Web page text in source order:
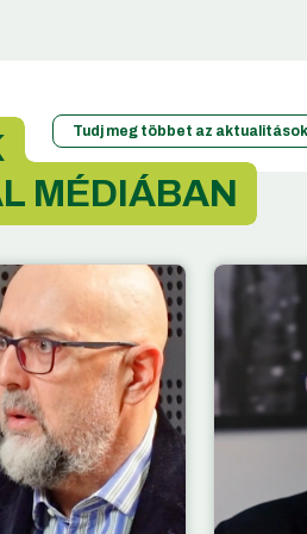
MÉDIÁBAN
Tudj meg többet az